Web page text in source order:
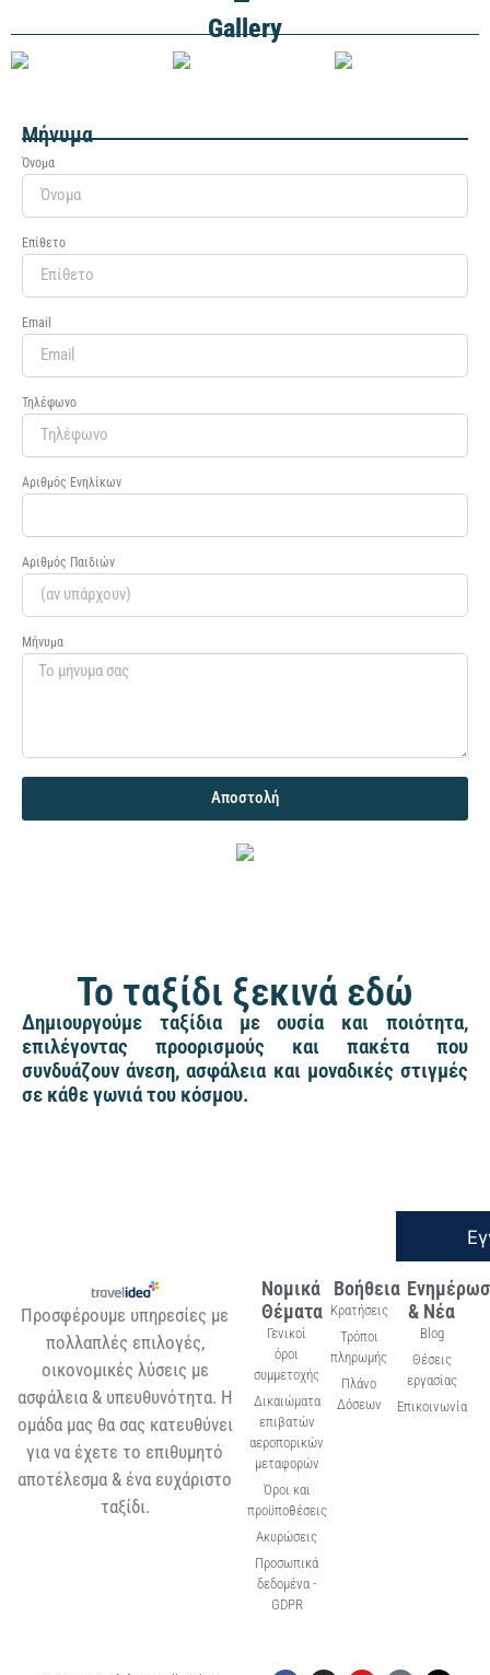
Gallery
Μήνυμα
Όνομα
Επίθετο
Email
Τηλέφωνο
Αριθμός Ενηλίκων
Αριθμός Παιδιών
Μήνυμα
Αποστολή
Το ταξίδι ξεκινά εδώ
Δημιουργούμε ταξίδια με ουσία και ποιότητα,
επιλέγοντας προορισμούς και πακέτα που
συνδυάζουν άνεση, ασφάλεια και μοναδικές στιγμές
σε κάθε γωνιά του κόσμου.
Προσφέρουμε υπηρεσίες με
πολλαπλές επιλογές,
οικονομικές λύσεις με
ασφάλεια & υπευθυνότητα. Η
ομάδα μας θα σας κατευθύνει
για να έχετε το επιθυμητό
αποτέλεσμα & ένα ευχάριστο
ταξίδι.
Νομικά
Θέματα
Γενικοί
όροι
συμμετοχής
Δικαιώματα
επιβατών
αεροπορικών
μεταφορών
Όροι και
προϋποθέσεις
Ακυρώσεις
Προσωπικά
δεδομένα -
GDPR
Βοήθεια
Κρατήσεις
Τρόποι
πληρωμής
Πλάνο
Δόσεων
& Νέα
Blog
Θέσεις
εργασίας
Επικοινωνία